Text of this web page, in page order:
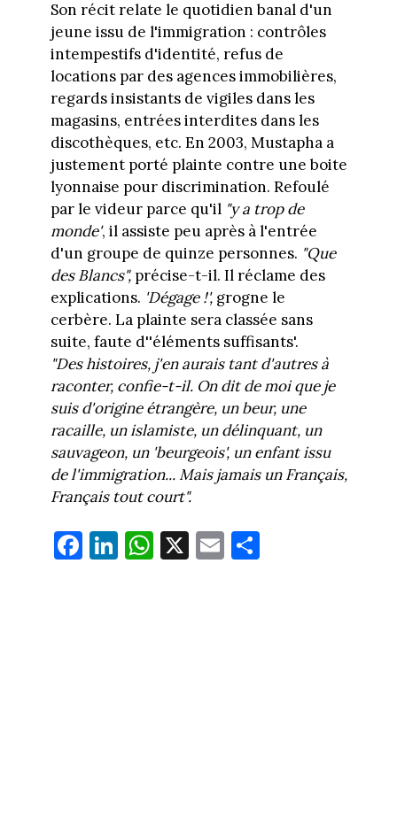
Son récit relate le quotidien banal d'un
jeune issu de l'immigration : contrôles
intempestifs d'identité, refus de
locations par des agences immobilières,
regards insistants de vigiles dans les
magasins, entrées interdites dans les
discothèques, etc. En 2003, Mustapha a
justement porté plainte contre une boite
lyonnaise pour discrimination. Refoulé
par le videur parce qu'il "y a trop de
monde', il assiste peu après à l'entrée
d'un groupe de quinze personnes. "Que
des Blancs",précise-t-il. Il réclame des
explications. 'Dégage !',grogne le
cerbère. La plainte sera classée sans
suite, faute d''éléments suffisants'.
"Des histoires, j'en aurais tant d'autres à
raconter, confie-t-il. On dit de moi que je
suis d'origine étrangère, un beur, une
racaille, un islamiste, un délinquant, un
sauvageon, un 'beurgeois', un enfant issu
de l'immigration... Mais jamais un Français,
Français tout court".
Fa
ce
Li
nk
W
ha
X E
m
Pa